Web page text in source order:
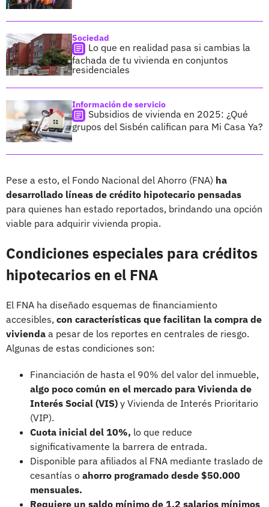
Sociedad
Lo que en realidad pasa si cambias la
fachada de tu vivienda en conjuntos
residenciales
Información de servicio
Subsidios de vivienda en 2025: ¿Qué
grupos del Sisbén califican para Mi Casa Ya?
Pese a esto, el Fondo Nacional del Ahorro (FNA) ha
desarrollado líneas de crédito hipotecario pensadas
para quienes han estado reportados, brindando una opción
viable para adquirir vivienda propia.
Condiciones especiales para créditos
hipotecarios en el FNA
El FNA ha diseñado esquemas de financiamiento
accesibles, con características que facilitan la compra de
vivienda a pesar de los reportes en centrales de riesgo.
Algunas de estas condiciones son:
Financiación de hasta el 90% del valor del inmueble,
algo poco común en el mercado para Vivienda de
Interés Social (VIS) y Vivienda de Interés Prioritario
(VIP).
Cuota inicial del 10%, lo que reduce
significativamente la barrera de entrada.
Disponible para afiliados al FNA mediante traslado de
cesantías o ahorro programado desde $50.000
mensuales.
Requiere un saldo mínimo de 1.2 salarios mínimos